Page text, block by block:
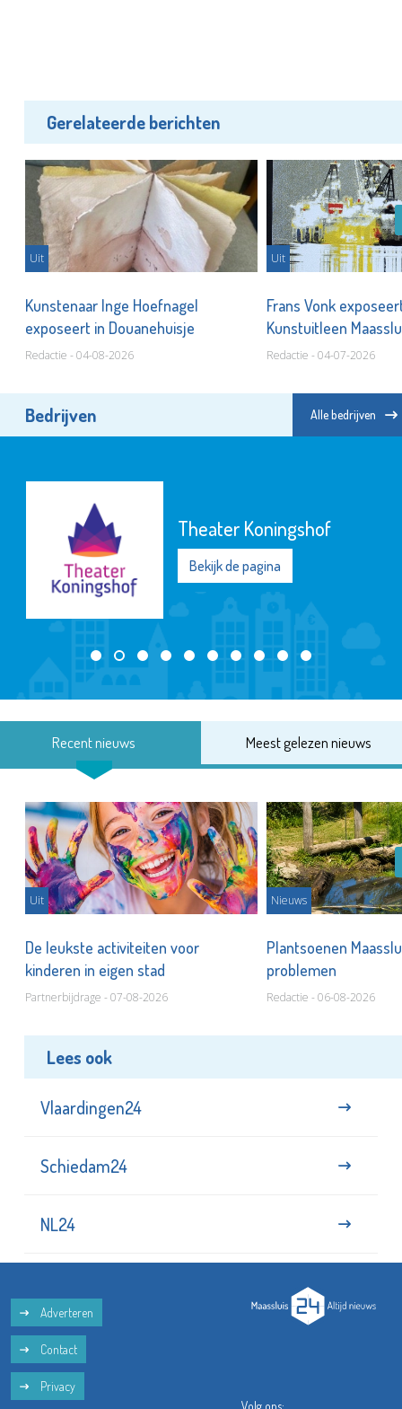
Gerelateerde berichten
Uit
Kunstenaar Inge Hoefnagel
exposeert in Douanehuisje
Redactie - 04-08-2026
Uit
Frans Vonk
Kunstuitleen
Redactie - 04-07-2026
Bedrijven Alle bedrijven
Theater Koningshof
Bekijk de pagina
Recent nieuws Meest gelezen nieuws
Uit
De leukste activiteiten voor
kinderen in eigen stad
Partnerbijdrage - 07-08-2026
Nieuws
Plantsoenen
problemen
Redactie - 06-08-2026
Lees ook
Vlaardingen24
Schiedam24
NL24
Adverteren
Contact
Privacy
Volg ons: